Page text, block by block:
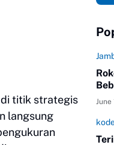
di titik strategis
langsung
June